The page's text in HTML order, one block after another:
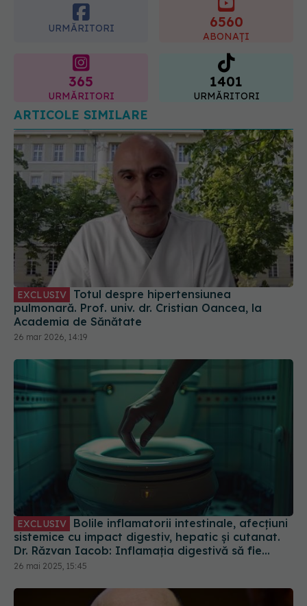
URMĂRITORI 6560
ABONAȚI
365
URMĂRITORI
1401
URMĂRITORI
ARTICOLE SIMILARE
EXCLUSIV
pulmonară. Prof. univ. dr. Cristian Oancea, la
Academia de Sănătate
26 mar 2026, 14:19
EXCLUSIV
sistemice cu impact digestiv, hepatic și cutanat.
Dr. Răzvan Iacob: Inflamația digestivă să fie
stăpânită
26 mai 2025, 15:45